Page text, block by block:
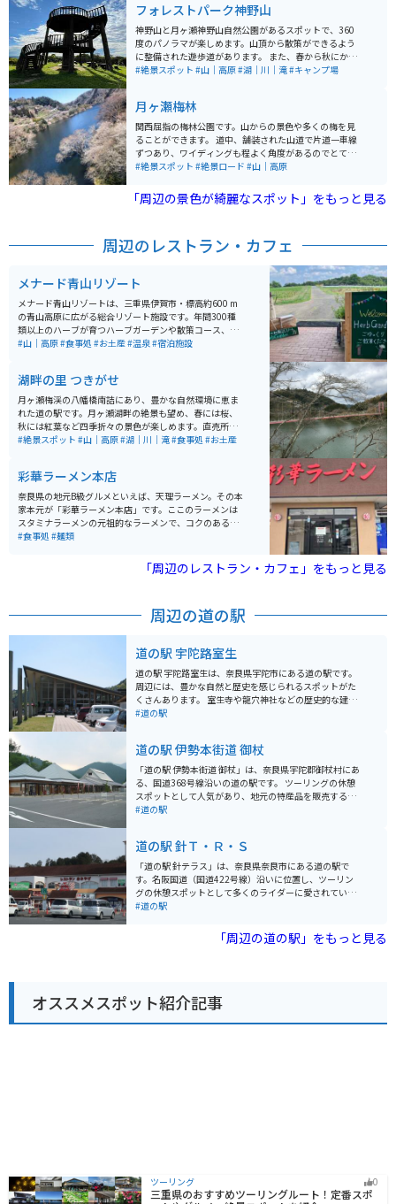
れます。そこから真福院までは、登り坂が続きます。上
から眺める桜の景色も圧巻です。棚田に映る桜の姿に、
多くの写真家たちもカメラを向けるほど、絵になる景色
が広がっています。
フォレストパーク神野山
神野山と月ヶ瀬神野山自然公園があるスポットで、360
度のパノラマが楽しめます。山頂から散策ができるよう
に整備された遊歩道があります。 また、春から秋にかけ
てはつつじが咲き誇り、新茶の時期には茶畑の新芽が青
光施設もあります。 「めえめえ牧場」では約60頭の羊が
放牧されており、羊へのエサやりや羊の毛刈り、羊毛を
使ったクラフトなどの体験イベントも定期的に開催され
ています。 バーベキューができる場所がいくつかあるの
で、絶景を楽しみながらのバーベキューもできます。バ
で体いっぱいに大自然を楽しむことができます。３つほ
どコースがあり、それぞれの時間や体力に合わせて選べ
#絶景スポット #山｜高原#湖｜川｜滝#キャンプ場
月ヶ瀬梅林
関西屈指の梅林公園です。山からの景色や多くの梅を見
ることができます。 道中、舗装された山道で片道一車線
ずつあり、ワイディングも程よく角度があるのでとても
走っていて楽しい道です。 見頃シーズンになると、駐車
く朝早く到着するようにした方がいいです。 駐車場も50
0〜1000円程の価格幅がありますので、安い駐車場に停
#絶景スポット #絶景ロード #山｜高原
「周辺の景色が綺麗なスポット」をもっと見る
周辺のレストラン・カフェ
メナード青山リゾート
メナード青山リゾートは、三重県伊賀市・標高約600 m
の青山高原に広がる総合リゾート施設です。年間300種
類以上のハーブが育つハーブガーデンや散策コース、天
然温泉「霧生温泉」を引く2つの湯処（ヒノキ風呂・岩
食＋温泉＋ハーブガーデン入園といった選択肢もありま
す。 バイクで訪れる方には、国道422号線を利用してア
クセスするのが比較的安心なルート。山道に入るため天
候や路面状況に注意し、駐輪スペースの状況を事前に連
絡しておくと安心です。特に夕暮れ～夜間の高原の涼し
#山｜高原#食事処 #お土産#温泉#宿泊施設
湖畔の里 つきがせ
月ヶ瀬梅渓の八幡橋南詰にあり、豊かな自然環境に恵ま
れた道の駅です。月ヶ瀬湖畔の絶景も望め、春には桜、
秋には紅葉など四季折々の景色が楽しめます。直売所で
は地域の特産物の野菜やお土産も購入でき、軽食をとる
#絶景スポット #山｜高原#湖｜川｜滝#食事処 #お土産
彩華ラーメン本店
奈良県の地元B級グルメといえば、天理ラーメン。その本
家本元が「彩華ラーメン本店」です。ここのラーメンは
スタミナラーメンの元祖的なラーメンで、コクのある醤
油風味のスープに大量の白菜、ニラ、豚肉などが載って
です。テーブルにはラージャン、ニンニクが常備されて
おり、お好みに合わせて味を調整出来ます。
#食事処 #麺類
「周辺のレストラン・カフェ」をもっと見る
周辺の道の駅
道の駅 宇陀路室生
道の駅 宇陀路室生は、奈良県宇陀市にある道の駅です。
周辺には、豊かな自然と歴史を感じられるスポットがた
くさんあります。 室生寺や龍穴神社などの歴史的な建造
物は、一見の価値ありです。特に、室生寺は女人高野と
ツーリングにも最適です。道の駅には、地元の特産品を
販売するショップやレストランがあり、休憩に最適で
す。 名物のしいたけをはじめとした、地元でとれた新鮮
な野菜や果物を使った料理を楽しむことができます。バ
イクで訪れる際は、道の駅にバイク専用の駐車場がある
#道の駅
道の駅 伊勢本街道 御杖
「道の駅 伊勢本街道 御杖」は、奈良県宇陀郡御杖村にあ
る、国道368号線沿いの道の駅です。 ツーリングの休憩
スポットとして人気があり、地元の特産品を販売する物
産館や、レストラン、情報コーナーなどが併設されてい
ストランでは、地元の食材を使った郷土料理や、手打ち
蕎麦などが味わえます。 バイクで訪れる際は、道の駅周
辺の道路は、ワインディングロードになっている区間も
あるので、走行には注意が必要です。 また、周辺には、
曽爾高原や香落渓など、自然豊かな観光スポットも多い
リングで疲れた体を癒すこともできます。 【おすすめポ
#道の駅
道の駅 針Ｔ・Ｒ・Ｓ
「道の駅 針テラス」は、奈良県奈良市にある道の駅で
す。名阪国道（国道422号線）沿いに位置し、ツーリン
グの休憩スポットとして多くのライダーに愛されていま
す。 施設内には、地元の特産品を販売するショップやレ
スイーツや、地元産の新鮮な野菜などを楽しむことがで
きます。また、バイク駐車場は広く、多くのライダーが
などへのアクセスも良好です。
#道の駅
「周辺の道の駅」をもっと見る
オススメスポット紹介記事
ツーリング 0
三重県のおすすめツーリングルート！定番スポ